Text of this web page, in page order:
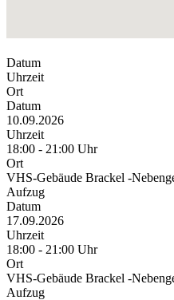
Datum
Uhrzeit
Ort
Datum
10.09.2026
Uhrzeit
18:00 - 21:00 Uhr
Ort
VHS-Gebäude Brackel -
Aufzug
Datum
17.09.2026
Uhrzeit
18:00 - 21:00 Uhr
Ort
VHS-Gebäude Brackel -
Aufzug